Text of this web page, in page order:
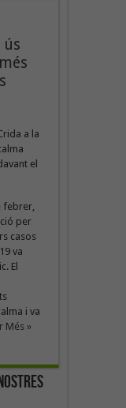
ús
a la
el
febrer,
per
casos
va
El
i va
Més »